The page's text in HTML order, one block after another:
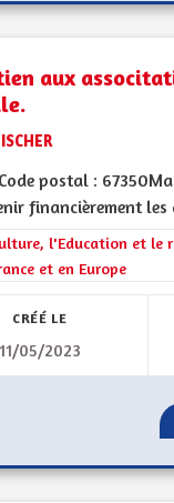
aux
postal :
financièrement les
les résultats de la
l'Education et le
et en Europe
CRÉÉ LE
11/05/2023